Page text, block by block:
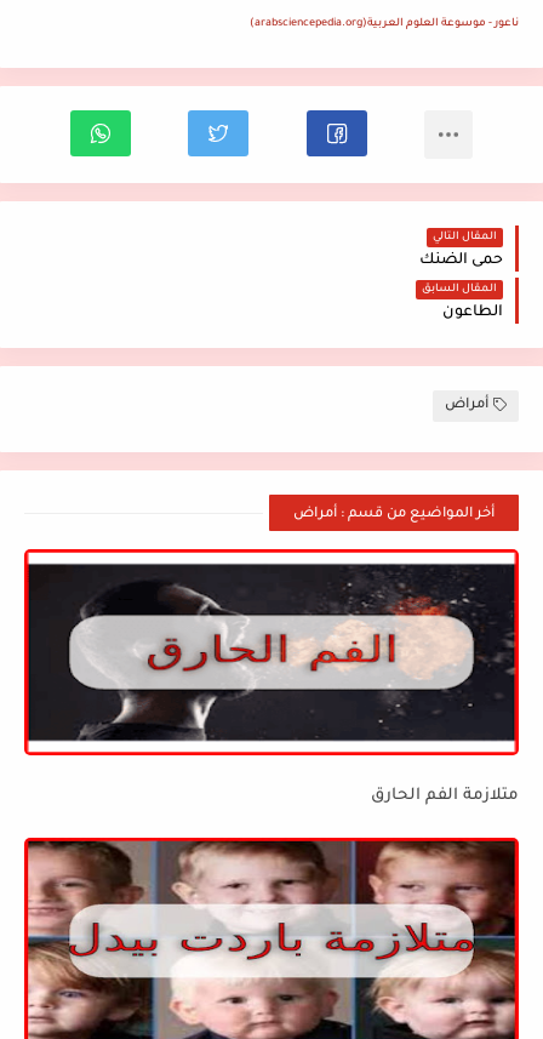
ناعور - موسوعة العلوم العربية(arabsciencepedia.org)
المقال التالي
حمى الضنك
المقال السابق
الطاعون
أمراض
أخر المواضيع من قسم : أمراض
متلازمة الفم الحارق